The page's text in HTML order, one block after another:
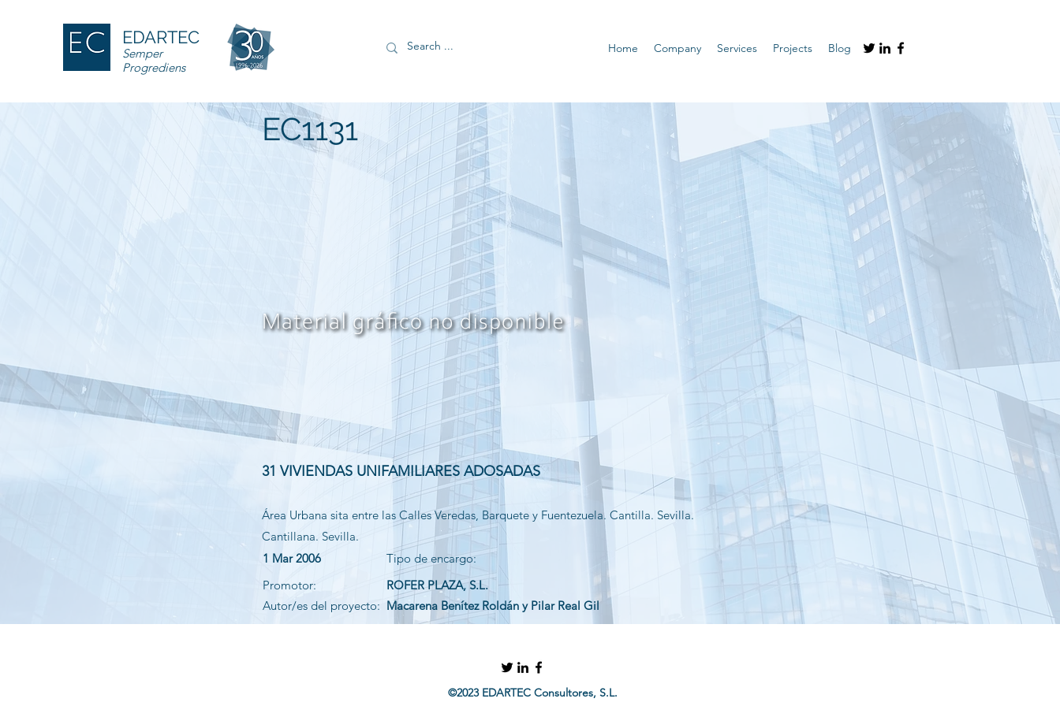
EDARTEC
Semper
Progrediens
Home Company Services Projects Blog
EC1131
31 VIVIENDAS UNIFAMILIARES ADOSADAS
Área Urbana sita entre las Calles Veredas, Barquete y Fuentezuela. Cantilla. Sevilla.
Cantillana. Sevilla.
1 Mar 2006
Promotor:
Autor/es del proyecto:
Tipo de encargo:
ROFER PLAZA, S.L.
Macarena Benítez Roldán y Pilar Real Gil
©2023 EDARTEC Consultores, S.L.